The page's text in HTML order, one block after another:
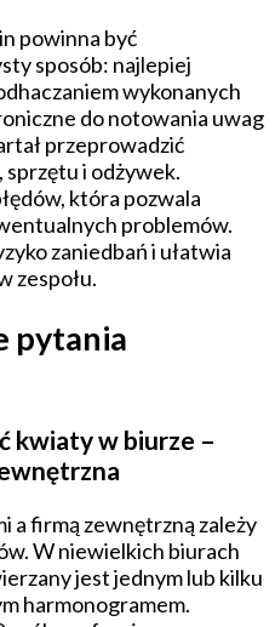
powinna być
sposób: najlepiej
wykonanych
do notowania uwag
przeprowadzić
i odżywek.
która pozwala
problemów.
zaniedbań i ułatwia
zespołu.
pytania
kwiaty w biurze –
a firmą zewnętrzną zależy
W niewielkich biurach
jest jednym lub kilku
harmonogramem.